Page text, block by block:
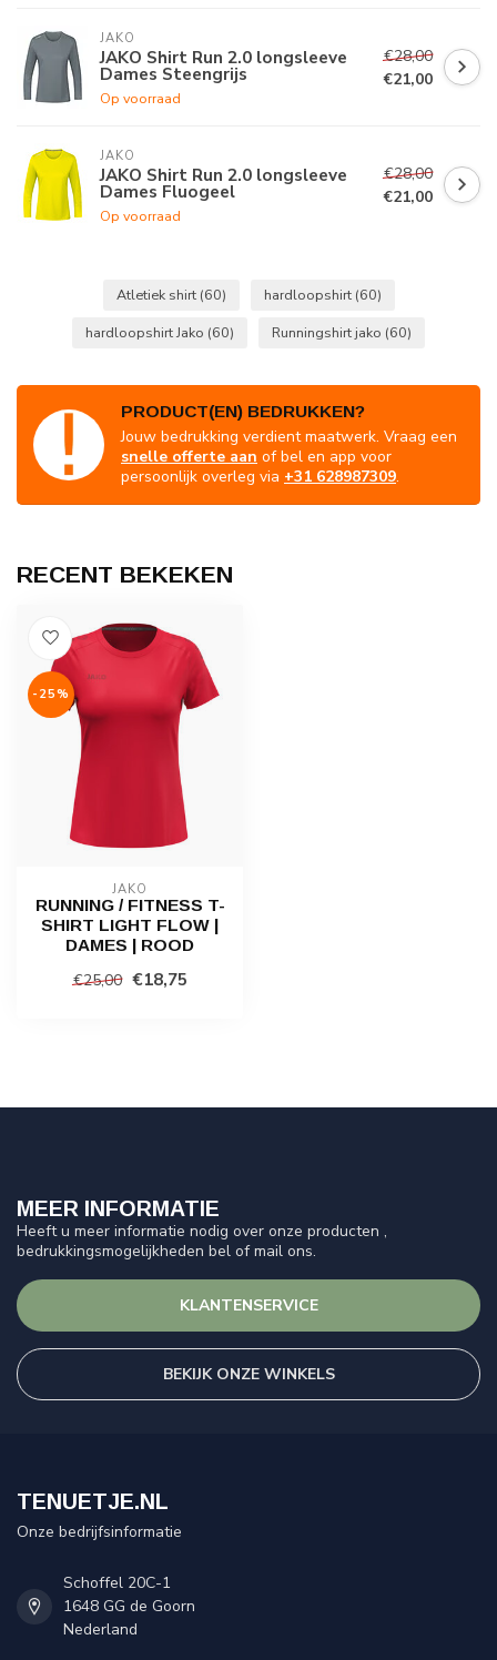
JAKO
JAKO Shirt Run 2.0 longsleeve
Dames Steengrijs
Op voorraad
€28,00
€21,00
JAKO
JAKO Shirt Run 2.0 longsleeve
Dames Fluogeel
Op voorraad
€28,00
€21,00
Atletiek shirt (60) hardloopshirt (60)
hardloopshirt Jako (60) Runningshirt jako (60)
PRODUCT(EN) BEDRUKKEN?
Jouw bedrukking verdient maatwerk. Vraag een
snelle offerte aan of bel en app voor
persoonlijk overleg via +31 628987309.
RECENT BEKEKEN
-25%
JAKO
RUNNING / FITNESS T-
SHIRT LIGHT FLOW |
DAMES | ROOD
€25,00 €18,75
MEER INFORMATIE
Heeft u meer informatie nodig over onze producten ,
bedrukkingsmogelijkheden bel of mail ons.
KLANTENSERVICE
BEKIJK ONZE WINKELS
TENUETJE.NL
Onze bedrijfsinformatie
Schoffel 20C-1
1648 GG de Goorn
Nederland